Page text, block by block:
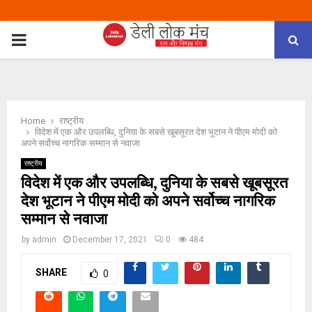
PRIMARY
Home
राष्ट्रीय
विदेश में एक और उपलब्धि, दुनिया के सबसे खूबसूरत देश भूटान ने पीएम मोदी को
अपने सर्वोच्च नागरिक सम्मान से नवाजा
राष्ट्रीय
विदेश में एक और उपलब्धि, दुनिया के सबसे खूबसूरत
देश भूटान ने पीएम मोदी को अपने सर्वोच्च नागरिक
सम्मान से नवाजा
by admin December 17, 2021 0 484
SHARE 0